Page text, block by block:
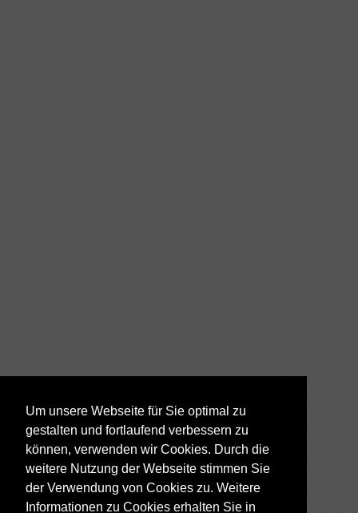
Um unsere Webseite für Sie optimal zu
gestalten und fortlaufend verbessern zu
können, verwenden wir Cookies. Durch die
weitere Nutzung der Webseite stimmen Sie
der Verwendung von Cookies zu. Weitere
Informationen zu Cookies erhalten Sie in